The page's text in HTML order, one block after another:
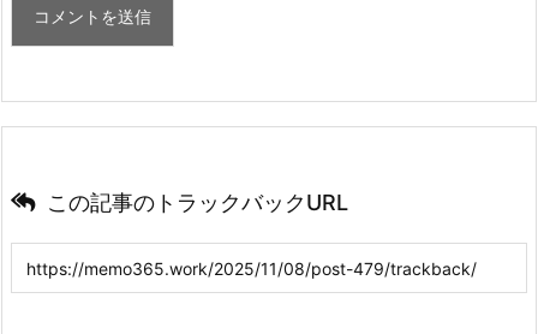
この記事のトラックバックURL